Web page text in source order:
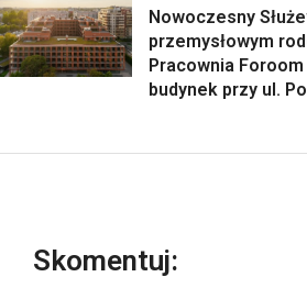
Nowoczesny
przemysłowym
Pracownia
budynek przy ul.
Skomentuj: